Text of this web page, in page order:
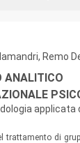
ed efficienza.
Remo
ANALITICO
trattamento di